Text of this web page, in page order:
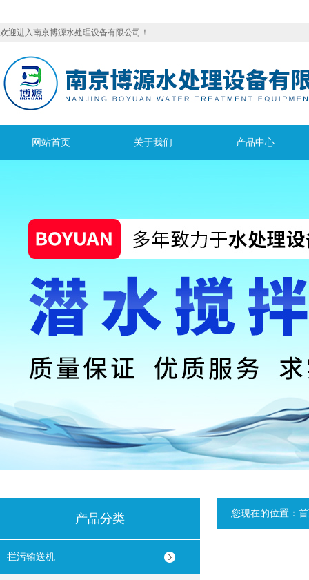
欢迎进入南京博源水处理设备有限公司！
网站首页 关于我们 产品中心
产品分类
拦污输送机
您现在的位置：